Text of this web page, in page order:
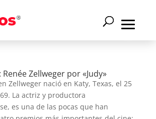
Zellweger por «Judy»
Zellweger nació en Katy, Texas, el 25
La actriz y productora
es una de las pocas que han